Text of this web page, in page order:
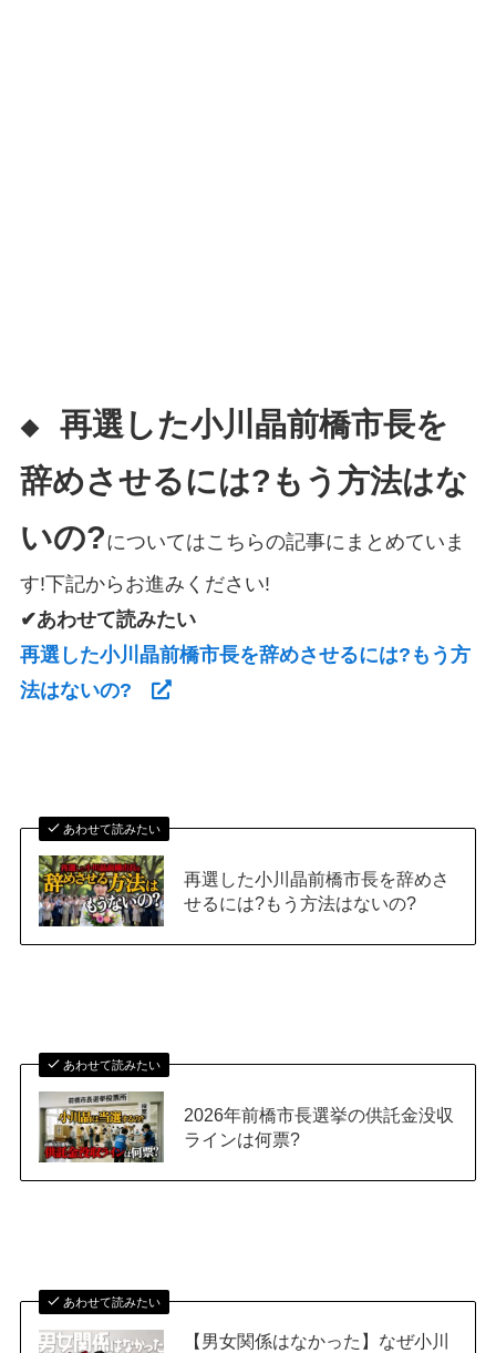
◆ 再選した小川晶前橋市長を
辞めさせるには?もう方法はな
いの?についてはこちらの記事にまとめていま
す!下記からお進みください!
✔あわせて読みたい
再選した小川晶前橋市長を辞めさせるには?もう方
法はないの?
あわせて読みたい
再選した小川晶前橋市長を辞めさ
せるには?もう方法はないの?
あわせて読みたい
2026年前橋市長選挙の供託金没収
ラインは何票?
あわせて読みたい
【男女関係はなかった】なぜ小川